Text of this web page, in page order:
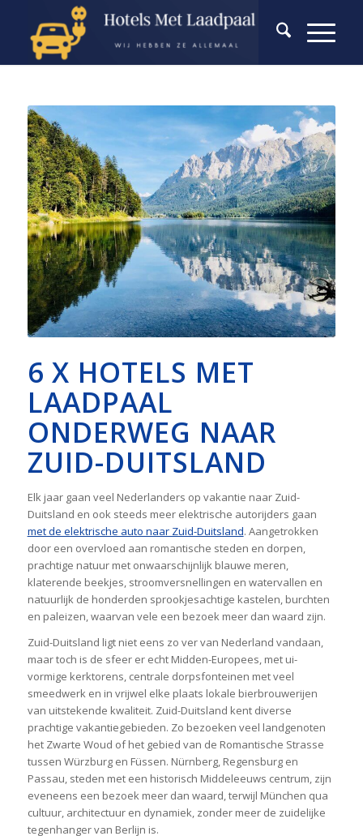
6 X HOTELS MET
LAADPAAL
ONDERWEG NAAR
ZUID-DUITSLAND
Elk jaar gaan veel Nederlanders op vakantie naar Zuid-
Duitsland en ook steeds meer elektrische autorijders gaan
met de elektrische auto naar Zuid-Duitsland. Aangetrokken
door een overvloed aan romantische steden en dorpen,
prachtige natuur met onwaarschijnlijk blauwe meren,
klaterende beekjes, stroomversnellingen en watervallen en
natuurlijk de honderden sprookjesachtige kastelen, burchten
en paleizen, waarvan vele een bezoek meer dan waard zijn.
Zuid-Duitsland ligt niet eens zo ver van Nederland vandaan,
maar toch is de sfeer er echt Midden-Europees, met ui-
vormige kerktorens, centrale dorpsfonteinen met veel
smeedwerk en in vrijwel elke plaats lokale bierbrouwerijen
van uitstekende kwaliteit. Zuid-Duitsland kent diverse
prachtige vakantiegebieden. Zo bezoeken veel landgenoten
het Zwarte Woud of het gebied van de Romantische Strasse
tussen Würzburg en Füssen. Nürnberg, Regensburg en
Passau, steden met een historisch Middeleeuws centrum, zijn
eveneens een bezoek meer dan waard, terwijl München qua
cultuur, architectuur en dynamiek, zonder meer de zuidelijke
tegenhanger van Berlijn is.